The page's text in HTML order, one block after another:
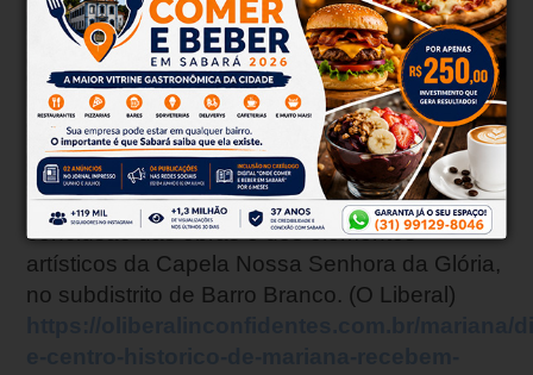
patrimônio histórico e cultural. As medidas
foram definidas durante reunião do Conselho
Municipal de Patrimônio Cultural e somam
mais de R$ 2,4 milhões em recursos. O
anúncio foi feito nesta terça-feira (28) por meio
das redes sociais. Entre as intervenções está
a destinação de R$ 161.291,11 para a
conclusão das obras e dos elementos
artísticos da Capela Nossa Senhora da Glória,
no subdistrito de Barro Branco. (O Liberal)